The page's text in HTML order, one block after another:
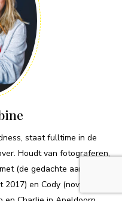
staat fulltime in de
Houdt van fotograferen,
(de gedachte aan) eten.
en Cody (november